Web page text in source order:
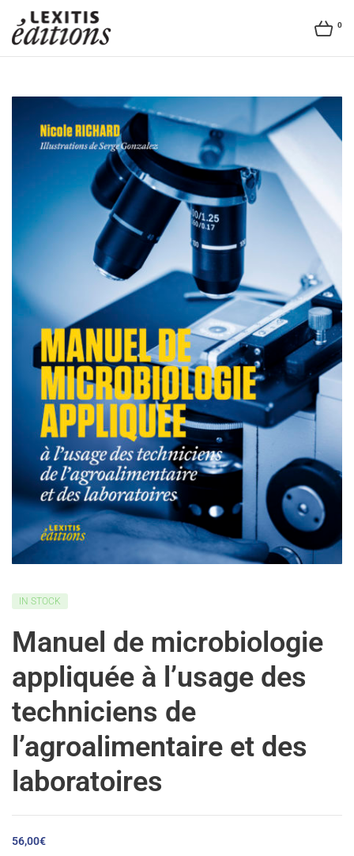
Lexitis
Editions
0
IN STOCK
Manuel de microbiologie
appliquée à l’usage des
techniciens de
l’agroalimentaire et des
laboratoires
56,00€